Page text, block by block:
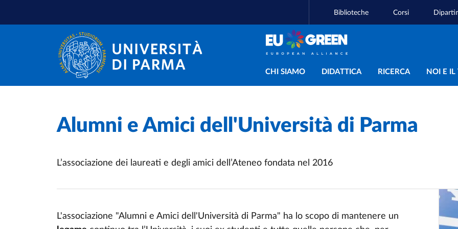
Biblioteche Corsi
Navigazione
CHI SIAMO DIDATTICA RICERCA NOI E IL
Home
Alumni e Amici dell'Università di Parma
L’associazione dei laureati e degli amici dell’Ateneo fondata nel 2016
L'associazione "Alumni e Amici dell'Università di Parma" ha lo scopo di mantenere un